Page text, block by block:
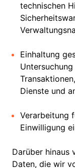
technischen
Einhaltung
Dienste und
Verarbeitung
Einwilligung
Darüber hinaus
Daten, die wir